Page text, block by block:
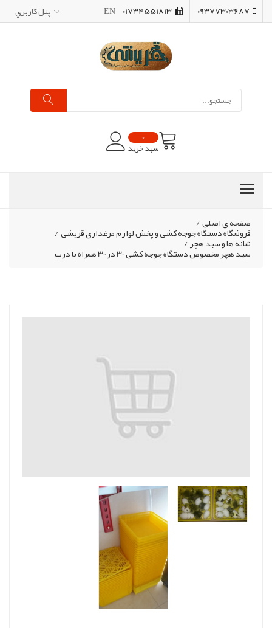
09377303687
01734551813
EN پنل کاربري
0
سبد خرید
صفحه ی اصلی/
فروشگاه دستگاه جوجه کشی و پخش لوازم مرغداری قریشی/
شانه ها و سبد هچر/
سبد هچر مخصوص دستگاه جوجه کشی 30 در 30 همراه با درب